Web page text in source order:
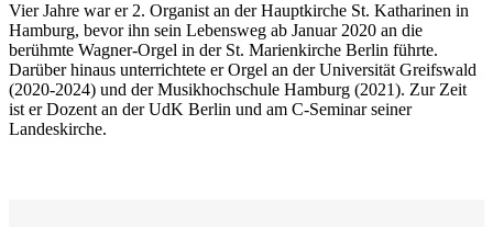
Vier Jahre war er 2. Organist an der Hauptkirche St. Katharinen in
Hamburg, bevor ihn sein Lebensweg ab Januar 2020 an die
berühmte Wagner-Orgel in der St. Marienkirche Berlin führte.
Darüber hinaus unterrichtete er Orgel an der Universität Greifswald
(2020-2024) und der Musikhochschule Hamburg (2021). Zur Zeit
ist er Dozent an der UdK Berlin und am C-Seminar seiner
Landeskirche.